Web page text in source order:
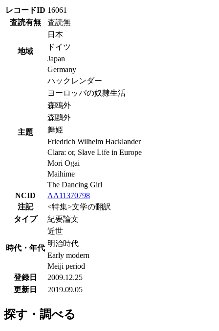
レコードID 16061
査読有無
査読無
地域
日本
ドイツ
Japan
Germany
主題
ハックレンダー
ヨーロッパの奴隷生活
森鴎外
森鷗外
舞姫
Friedrich Wilhelm Hacklander
Clara: or, Slave Life in Europe
Mori Ogai
Maihime
The Dancing Girl
NCID
AA11370798
注記
<特集>文学の翻訳
タイプ
紀要論文
時代・年代
近世
明治時代
Early modern
Meiji period
登録日
2009.12.25
更新日
2019.09.05
探す・調べる